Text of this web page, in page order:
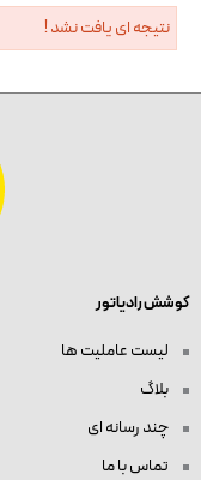
نتیجه ای یافت نشد !
کوشش رادیاتور
لیست عاملیت ها
بلاگ
چند رسانه ای
تماس با ما